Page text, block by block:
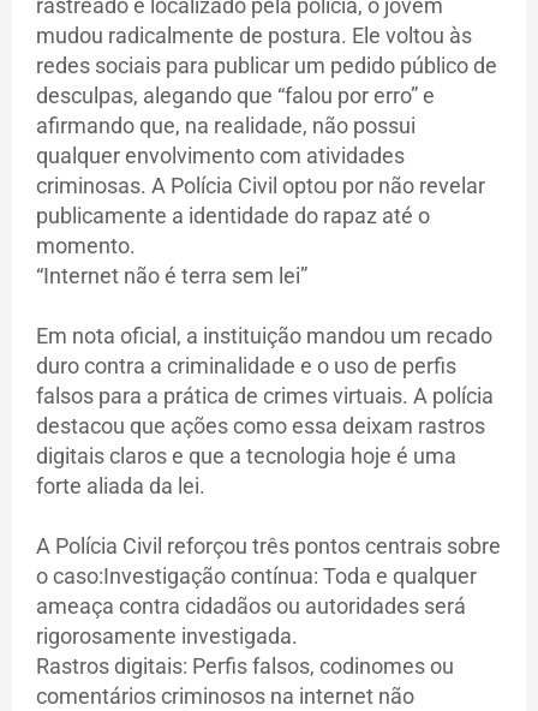
rastreado e localizado pela polícia, o jovem
mudou radicalmente de postura. Ele voltou às
redes sociais para publicar um pedido público de
desculpas, alegando que “falou por erro” e
afirmando que, na realidade, não possui
qualquer envolvimento com atividades
criminosas. A Polícia Civil optou por não revelar
publicamente a identidade do rapaz até o
momento.
“Internet não é terra sem lei”
Em nota oficial, a instituição mandou um recado
duro contra a criminalidade e o uso de perfis
falsos para a prática de crimes virtuais. A polícia
destacou que ações como essa deixam rastros
digitais claros e que a tecnologia hoje é uma
forte aliada da lei.
A Polícia Civil reforçou três pontos centrais sobre
o caso:Investigação contínua: Toda e qualquer
ameaça contra cidadãos ou autoridades será
rigorosamente investigada.
Rastros digitais: Perfis falsos, codinomes ou
comentários criminosos na internet não